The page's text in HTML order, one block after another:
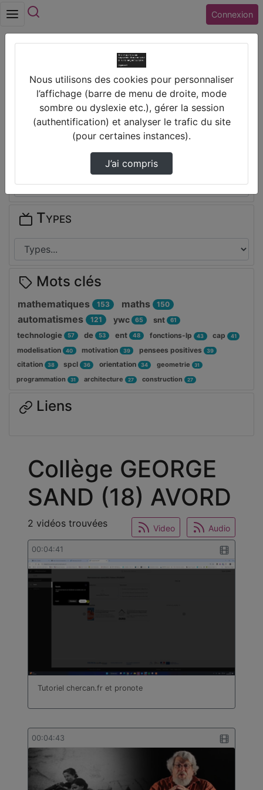
Connexion
Collège GEORGE
SAND (18) AVORD
Video Audio
2 vidéos trouvées
00:04:41
Tutoriel chercan.fr et pronote
00:04:43
Thèmes de Collège GEORGE SAND
(18) AVORD
Disciplines
Types
Mots clés
mathematiques 153 maths 150
automatismes 121 ywc 65 snt 61
technologie 57 de 53 ent 48 fonctions-lp 43 cap 41
modelisation 40 motivation 39 pensees positives 39
citation 38 spcl 36 orientation 34 geometrie 31
programmation 31 architecture 27 construction 27
Liens
Nous utilisons des cookies pour personnaliser
l’affichage (barre de menu de droite, mode
sombre ou dyslexie etc.), gérer la session
(authentification) et analyser le trafic du site
(pour certaines instances).
J’ai compris